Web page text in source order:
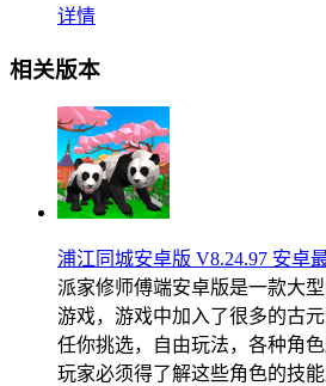
详情
相关版本
浦江同城安卓版 V8.24.97 安卓
派家修师傅端安卓版是一款大
游戏，游戏中加入了很多的古
任你挑选，自由玩法，各种角
玩家必须得了解这些角色的技